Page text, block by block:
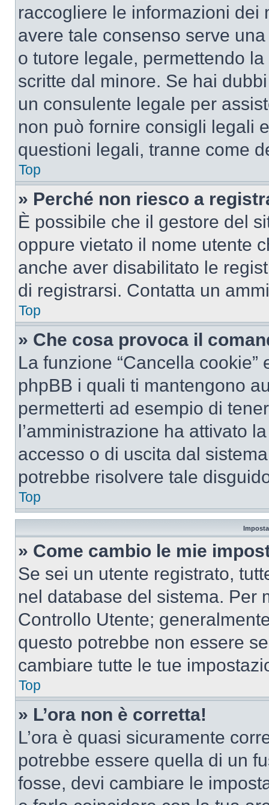
raccogliere le informazioni dei
avere tale consenso serve
o tutore legale, permettendo
scritte dal minore. Se hai
un consulente legale per
non può fornire consigli legali
questioni legali, tranne come
Top
» Perché non riesco a
È possibile che il gestore del
oppure vietato il nome utente
anche aver disabilitato le
di registrarsi. Contatta un
Top
» Che cosa provoca il
La funzione “Cancella
phpBB i quali ti mantengono
permetterti ad esempio di
l’amministrazione ha attivato
accesso o di uscita dal
potrebbe risolvere tale
Top
» Come cambio le mie
Se sei un utente registrato,
nel database del sistema. Per
Controllo Utente;
questo potrebbe non essere
cambiare tutte le tue
Top
» L’ora non è corretta!
L’ora è quasi sicuramente
potrebbe essere quella di un
fosse, devi cambiare le